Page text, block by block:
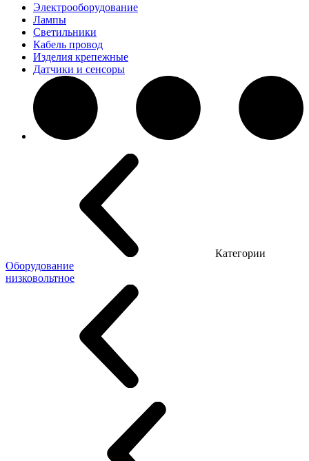
Электрооборудование
Лампы
Светильники
Кабель провод
Изделия крепежные
Датчики и сенсоры
Категории
Оборудование
низковольтное